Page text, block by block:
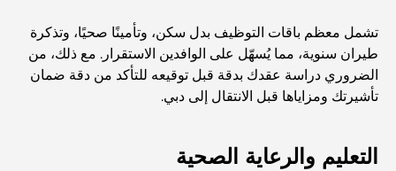
اكتشف جزيرة القمر في دبي: دليلك الأمثل
استكشاف المواقع التاريخية في دبي: رحلة عبر الزمن
أفضل 7 مطاعم في خور دبي لتناول الطعام فيها
تشمل معظم باقات التوظيف بدل سكن، وتأمينًا صحيًا، وتذكرة
طيران سنوية، مما يُسهّل على الوافدين الاستقرار. مع ذلك، من
الضروري دراسة عقدك بدقة قبل توقيعه للتأكد من دقة ضمان
تأشيرتك ومزاياها قبل الانتقال إلى دبي.
التعليم والرعاية الصحية